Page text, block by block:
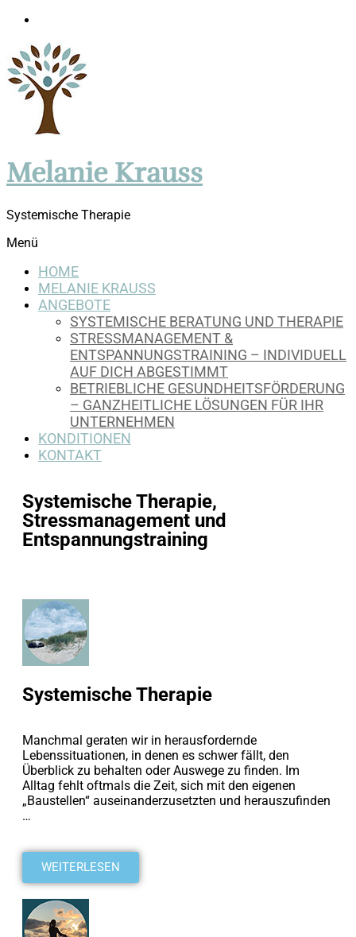
Melanie Krauss
Systemische Therapie
Menü
HOME
MELANIE KRAUSS
ANGEBOTE
SYSTEMISCHE BERATUNG UND THERAPIE
STRESSMANAGEMENT &
ENTSPANNUNGSTRAINING – INDIVIDUELL
AUF DICH ABGESTIMMT
BETRIEBLICHE GESUNDHEITSFÖRDERUNG
– GANZHEITLICHE LÖSUNGEN FÜR IHR
UNTERNEHMEN
KONDITIONEN
KONTAKT
Systemische Therapie,
Stressmanagement und
Entspannungstraining
Systemische Therapie
Manchmal geraten wir in herausfordernde
Lebenssituationen, in denen es schwer fällt, den
Überblick zu behalten oder Auswege zu finden. Im
Alltag fehlt oftmals die Zeit, sich mit den eigenen
„Baustellen“ auseinanderzusetzten und herauszufinden
…
WEITERLESEN